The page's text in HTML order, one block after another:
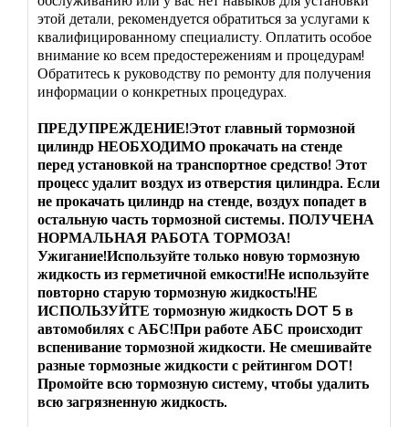
этой детали, рекомендуется обратиться за услугами к
квалифицированному специалисту. Оплатить особое
внимание ко всем предостережениям и процедурам!
Обратитесь к руководству по ремонту для получения
информации о конкретных процедурах.
ПРЕДУПРЕЖДЕНИЕ!Этот главный тормозной
цилиндр НЕОБХОДИМО прокачать на стенде
перед установкой на транспортное средство! Этот
процесс удалит воздух из отверстия цилиндра. Если
не прокачать цилиндр на стенде, воздух попадет в
остальную часть тормозной системы. ПОЛУЧЕНА
НОРМАЛЬНАЯ РАБОТА ТОРМОЗА!
Ужигание!Используйте только новую тормозную
жидкость из герметичной емкости!Не используйте
повторно старую тормозную жидкость!НЕ
ИСПОЛЬЗУЙТЕ тормозную жидкость DOT 5 в
автомобилях с АБС!При работе АБС происходит
вспенивание тормозной жидкости. Не смешивайте
разные тормозные жидкости с рейтингом DOT!
Промойте всю тормозную систему, чтобы удалить
всю загрязненную жидкость.